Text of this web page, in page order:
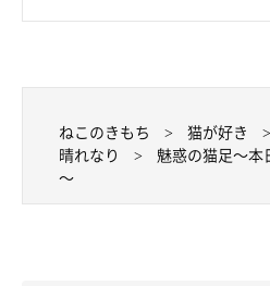
ねこのきもち 猫が好き
晴れなり
魅惑の猫足～
～